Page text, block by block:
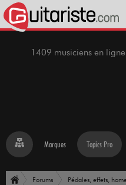
1409 musiciens en
Marques Topics Pro
Forums Pédales, effets,